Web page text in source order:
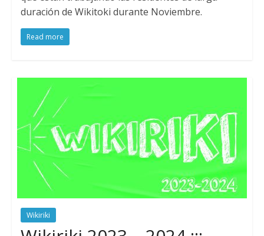
duración de Wikitoki durante Noviembre.
Read more
Wikiriki